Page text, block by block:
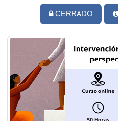
CERRADO